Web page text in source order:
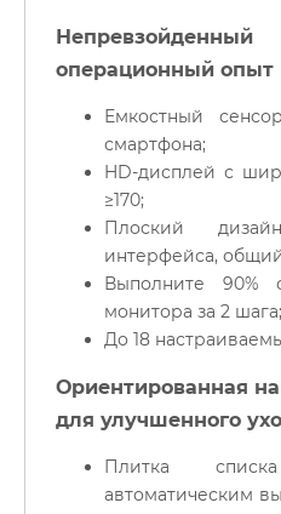
операционный опыт
Емкостный
смартфона;
HD-дисплей с
≥170;
Плоский дизайн
интерфейса,
Выполните 90%
монитора за 2 шага;
До 18
Ориентированная
для улучшенного
Плитка
автоматическим